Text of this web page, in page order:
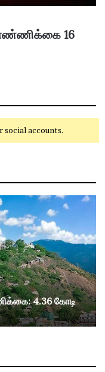
எண்ணிக்கை 16
social accounts.
4.36 கோடி